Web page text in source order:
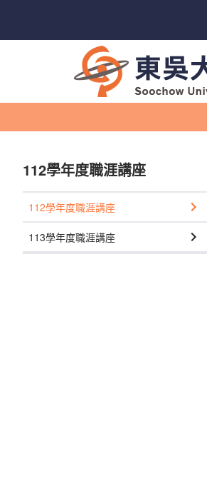
112學年度職涯講座
112學年度職涯講座
113學年度職涯講座